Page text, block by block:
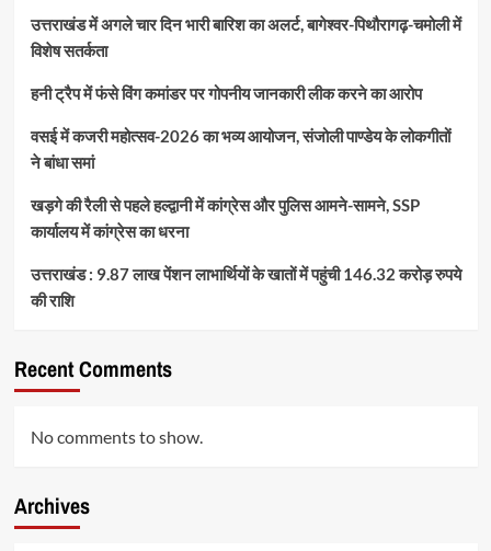
उत्तराखंड में अगले चार दिन भारी बारिश का अलर्ट, बागेश्वर-पिथौरागढ़-चमोली में
विशेष सतर्कता
हनी ट्रैप में फंसे विंग कमांडर पर गोपनीय जानकारी लीक करने का आरोप
वसई में कजरी महोत्सव-2026 का भव्य आयोजन, संजोली पाण्डेय के लोकगीतों
ने बांधा समां
खड़गे की रैली से पहले हल्द्वानी में कांग्रेस और पुलिस आमने-सामने, SSP
कार्यालय में कांग्रेस का धरना
उत्तराखंड : 9.87 लाख पेंशन लाभार्थियों के खातों में पहुंची 146.32 करोड़ रुपये
की राशि
Recent Comments
No comments to show.
Archives